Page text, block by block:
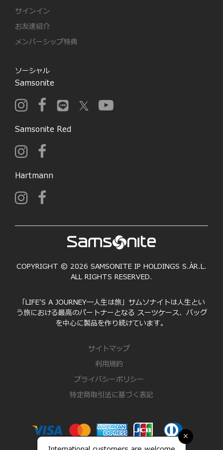
×
サインイン
お友達紹介
メンバーシップ特典
ソーシャル
Samsonite
Samsonite Red
Hartmann
COPYRIGHT © 2026 SAMSONITE IP HOLDINGS S.ÀR.L.
ALL RIGHTS RESERVED.
「LIFE'S A JOURNEY―人生は旅」サムソナイトは人生とい
う旅における最高のパートナーとなる スーツケース、バッグ
を中心に製品を作り続けています。
サイトマップ
利用規約
プライバシーポリシー
特定商取引法に基づく表記